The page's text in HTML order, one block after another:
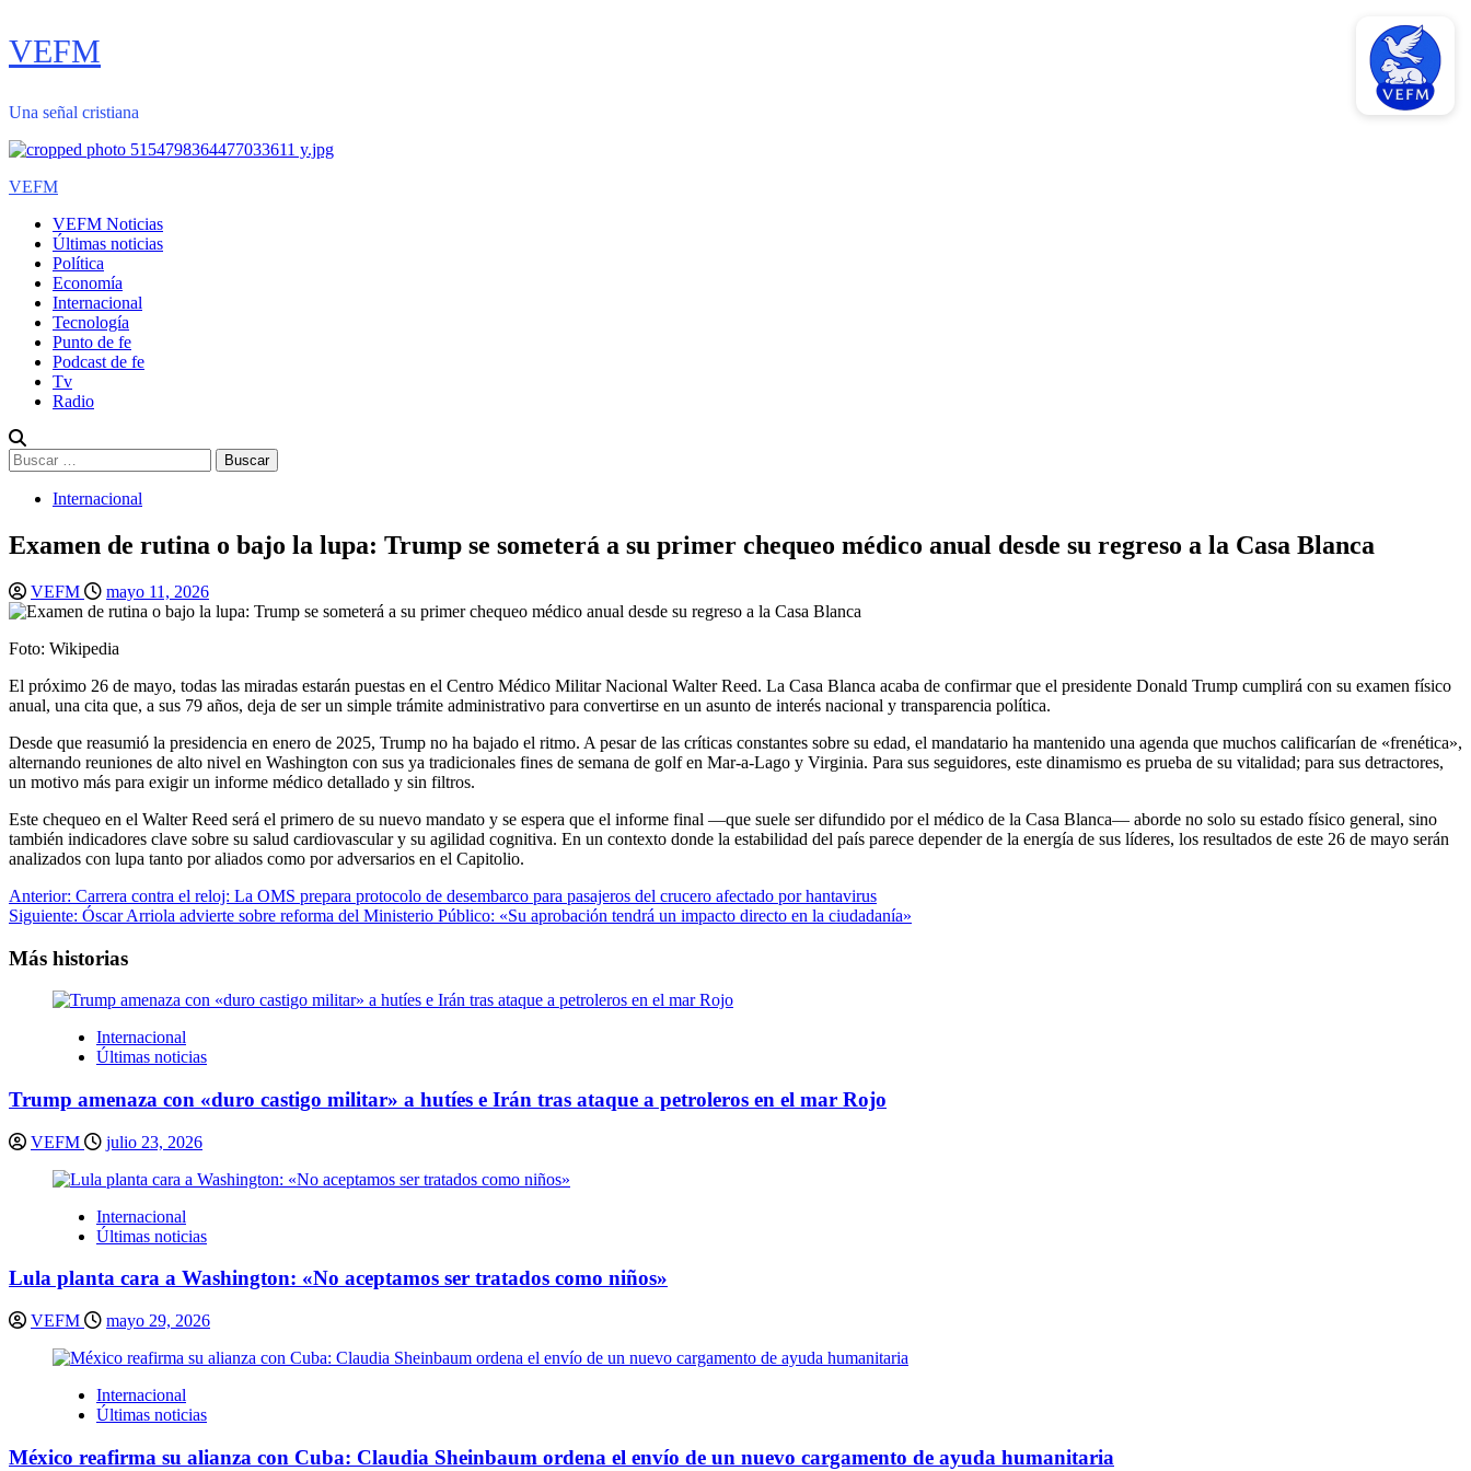
Saltar
al
VEFM
Una señal cristiana
Menú
VEFM
VEFM Noticias
Últimas noticias
Política
Economía
Internacional
Tecnología
Punto de fe
Podcast de fe
Tv
Radio
Buscar:
Internacional
Examen de rutina o bajo la lupa: Trump se someterá a su primer chequeo médico anual desde su regreso a la Casa Blanca
VEFM mayo 11, 2026
Foto: Wikipedia
El próximo 26 de mayo, todas las miradas estarán puestas en el Centro Médico Militar Nacional Walter Reed. La Casa Blanca acaba de confirmar que el presidente Donald Trump cumplirá con su examen físico
anual, una cita que, a sus 79 años, deja de ser un simple trámite administrativo para convertirse en un asunto de interés nacional y transparencia política.
Desde que reasumió la presidencia en enero de 2025, Trump no ha bajado el ritmo. A pesar de las críticas constantes sobre su edad, el mandatario ha mantenido una agenda que muchos calificarían de «frenética»,
alternando reuniones de alto nivel en Washington con sus ya tradicionales fines de semana de golf en Mar-a-Lago y Virginia. Para sus seguidores, este dinamismo es prueba de su vitalidad; para sus detractores,
un motivo más para exigir un informe médico detallado y sin filtros.
Este chequeo en el Walter Reed será el primero de su nuevo mandato y se espera que el informe final —que suele ser difundido por el médico de la Casa Blanca— aborde no solo su estado físico general, sino
también indicadores clave sobre su salud cardiovascular y su agilidad cognitiva. En un contexto donde la estabilidad del país parece depender de la energía de sus líderes, los resultados de este 26 de mayo serán
analizados con lupa tanto por aliados como por adversarios en el Capitolio.
Navegación
de
entradas
Anterior: Carrera contra el reloj: La OMS prepara protocolo de desembarco para pasajeros del crucero afectado por hantavirus
Siguiente: Óscar Arriola advierte sobre reforma del Ministerio Público: «Su aprobación tendrá un impacto directo en la ciudadanía»
Más historias
Internacional
Últimas noticias
Trump amenaza con «duro castigo militar» a hutíes e Irán tras ataque a petroleros en el mar Rojo
VEFM julio 23, 2026
Internacional
Últimas noticias
Lula planta cara a Washington: «No aceptamos ser tratados como niños»
VEFM mayo 29, 2026
Internacional
Últimas noticias
México reafirma su alianza con Cuba: Claudia Sheinbaum ordena el envío de un nuevo cargamento de ayuda humanitaria